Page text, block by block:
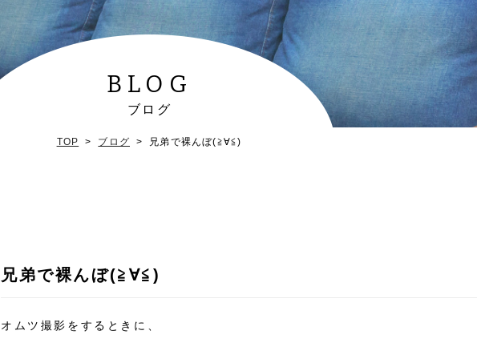
BLOG
ブログ
TOP ブログ 兄弟で裸んぼ(≧∀≦)
兄弟で裸んぼ(≧∀≦)
オムツ撮影をするときに、